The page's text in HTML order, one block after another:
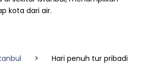
kota dari air.
>
Hari penuh tur pribadi